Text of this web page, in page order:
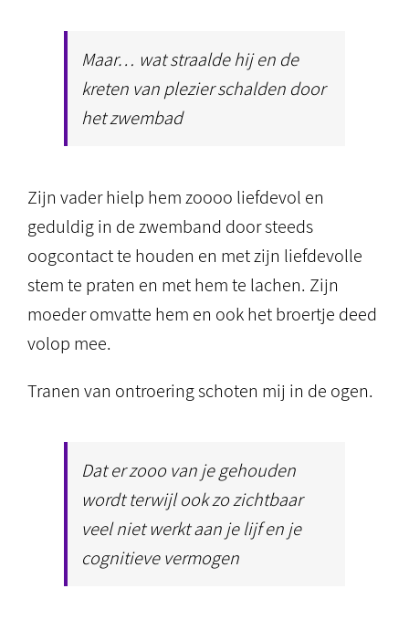
Maar… wat straalde hij en de
kreten van plezier schalden door
het zwembad
Zijn vader hielp hem zoooo liefdevol en
geduldig in de zwemband door steeds
oogcontact te houden en met zijn liefdevolle
stem te praten en met hem te lachen. Zijn
moeder omvatte hem en ook het broertje deed
volop mee.
Tranen van ontroering schoten mij in de ogen.
Dat er zooo van je gehouden
wordt terwijl ook zo zichtbaar
veel niet werkt aan je lijf en je
cognitieve vermogen